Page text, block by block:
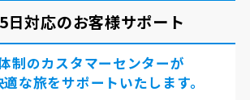
日対応のお客様サポート
制のカスタマーセンターが
な旅をサポートいたします。